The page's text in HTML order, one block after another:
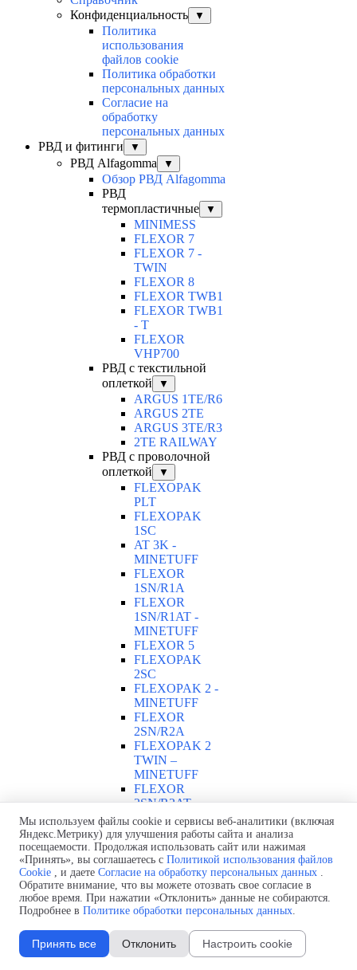
Конфиденциальность
▼
Политика
использования
файлов cookie
Политика обработки
персональных данных
Согласие на
обработку
персональных данных
РВД и фитинги
▼
РВД Alfagomma ▼
Обзор РВД Alfagomma
РВД
термопластичные
▼
MINIMESS
FLEXOR 7
FLEXOR 7 -
TWIN
FLEXOR 8
FLEXOR TWB1
FLEXOR TWB1
- T
FLEXOR
VHP700
РВД с текстильной
оплеткой
▼
ARGUS 1TE/R6
ARGUS 2TЕ
ARGUS 3TE/R3
2TE RAILWAY
РВД с проволочной
оплеткой
▼
FLEXOPAK
PLT
FLEXOPAK
1SС
AT 3K -
MINETUFF
FLEXOR
1SN/R1A
FLEXOR
1SN/R1AT -
MINETUFF
FLEXOR 5
FLEXOPAK
2SС
FLEXOPAK 2 -
MINETUFF
FLEXOR
2SN/R2A
FLEXOPAK 2
TWIN –
MINETUFF
FLEXOR
2SN/R2AT
FLEXOR
2SN/R2AT –
MINETUFF
FLEXOR
ELEVATOR
ALFAFOREST
2SC RAILWAY
РВД с навивкой
проволокой ▼
AT 7K –
Мы используем файлы cookie и сервисы веб-аналитики (включая
Яндекс.Метрику) для улучшения работы сайта и анализа
посещаемости. Продолжая использовать сайт или нажимая
«Принять», вы соглашаетесь с Политикой использования файлов
Cookie , и даете Согласие на обработку персональных данных .
Обратите внимание, что вы можете отозвать свое согласие в
любое время. При нажатии «Отклонить» данные не собираются.
Подробнее в Политике обработки персональных данных.
Принять все Отклонить Настроить cookie